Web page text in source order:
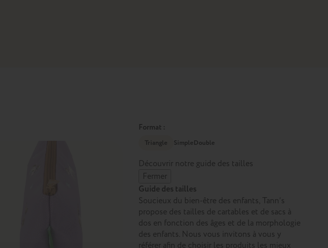
Format :
Triangle SimpleDouble
Découvrir notre guide des tailles
Fermer
Guide des tailles
Soucieux du bien-être des enfants, Tann’s
propose des tailles de cartables et de sacs à
dos en fonction des âges et de la morphologie
des enfants. Nous vous invitons à vous y
référer afin de choisir les produits les mieux